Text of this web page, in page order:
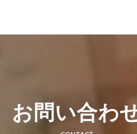
お問い合わ